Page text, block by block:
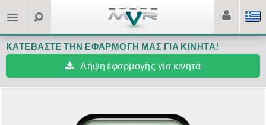
ΚΑΤΕΒΆΣΤΕ ΤΗΝ ΕΦΑΡΜΟΓΉ ΜΑΣ ΓΙΑ ΚΙΝΗΤΆ!
Λήψη εφαρμογής για κινητά